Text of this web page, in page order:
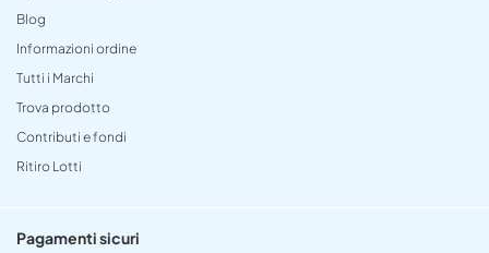
Blog
Informazioni ordine
Tutti i Marchi
Trova prodotto
Contributi e fondi
Ritiro Lotti
Pagamenti sicuri